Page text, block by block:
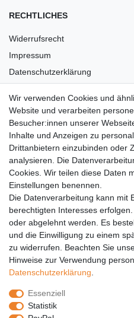
RECHTLICHES
Widerrufsrecht
Impressum
Datenschutzerklärung
Versandkosten
Barrierefreiheit
Anleitungen
Vertrag widerrufen
PARTNER
DHL
GLS
PaketPLUS
SPONSORING
Malchower SV 90
Wir verwenden Cookies und
Website und verarbeiten
Besucher:innen unserer
Inhalte und Anzeigen zu
Drittanbietern einzubinden oder
analysieren. Die
Cookies. Wir teilen diese Daten
Einstellungen benennen.
Die Datenverarbeitung kann mit
berechtigten Interesses
oder abgelehnt werden. Es
und die Einwilligung zu einem
zu widerrufen. Beachten Sie
Hinweise zur Verwendung
Daten­schutz­erklärung
Essenziell
Statistik